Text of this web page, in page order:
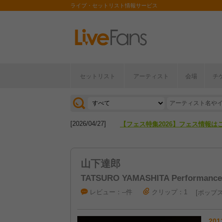
ライブ・セットリスト情報サービス
セットリスト アーティスト 会場 チ
[2026/07/28] 【ライブ動員ランキング】2026年
[2026/04/27] 【フェス特集2026】フェス情報は
山下達郎
TATSURO YAMASHITA
レビュー：--件 クリップ：1 ポップ